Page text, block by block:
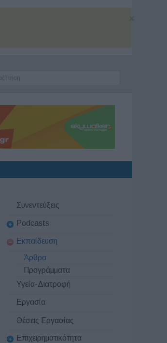
Συνεντεύξεις
Podcasts
Εκπαίδευση
Άρθρα
Προγράμματα
Υγεία-Διατροφή
Εργασία
Θέσεις Εργασίας
Επιχειρηματικότητα